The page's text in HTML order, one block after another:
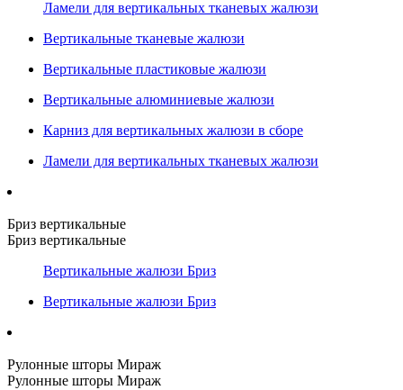
Ламели для вертикальных тканевых жалюзи
Вертикальные тканевые жалюзи
Вертикальные пластиковые жалюзи
Вертикальные алюминиевые жалюзи
Карниз для вертикальных жалюзи в сборе
Ламели для вертикальных тканевых жалюзи
Бриз вертикальные
Бриз вертикальные
Вертикальные жалюзи Бриз
Вертикальные жалюзи Бриз
Рулонные шторы Мираж
Рулонные шторы Мираж